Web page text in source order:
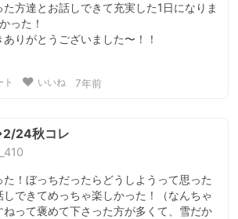
方達とお話しできて充実した1日になりま
った！
りがとうございました〜！！
ト いいね 7年前
24秋コレ
！ぼっちだったらどうしようって思った
できてめっちゃ楽しかった！（なんちゃ
ねって褒めて下さった方が多くて、雪だか